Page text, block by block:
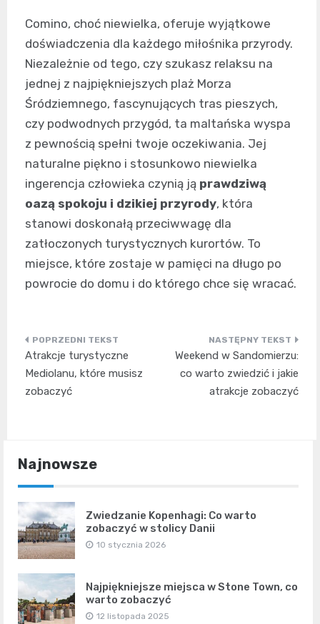
Comino, choć niewielka, oferuje wyjątkowe
doświadczenia dla każdego miłośnika przyrody.
Niezależnie od tego, czy szukasz relaksu na
jednej z najpiękniejszych plaż Morza
Śródziemnego, fascynujących tras pieszych,
czy podwodnych przygód, ta maltańska wyspa
z pewnością spełni twoje oczekiwania. Jej
naturalne piękno i stosunkowo niewielka
ingerencja człowieka czynią ją prawdziwą
oazą spokoju i dzikiej przyrody, która
stanowi doskonałą przeciwwagę dla
zatłoczonych turystycznych kurortów. To
miejsce, które zostaje w pamięci na długo po
powrocie do domu i do którego chce się wracać.
Nawigacja
wpisu
Atrakcje turystyczne
Mediolanu, które musisz
zobaczyć
Weekend w Sandomierzu:
co warto zwiedzić i jakie
atrakcje zobaczyć
Najnowsze
Zwiedzanie Kopenhagi: Co warto
zobaczyć w stolicy Danii
10 stycznia 2026
Najpiękniejsze miejsca w Stone Town, co
warto zobaczyć
12 listopada 2025